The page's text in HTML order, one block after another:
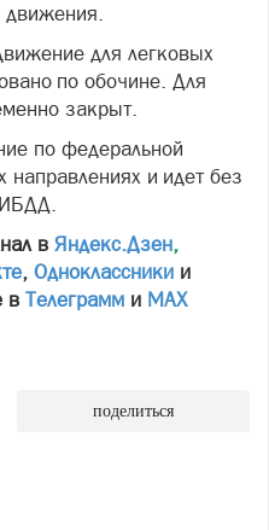
движения.
для легковых
по обочине. Для
закрыт.
по федеральной
направлениях и идет без
в Яндекс.Дзен,
, Одноклассники и
в Телеграмм и МАХ
поделиться